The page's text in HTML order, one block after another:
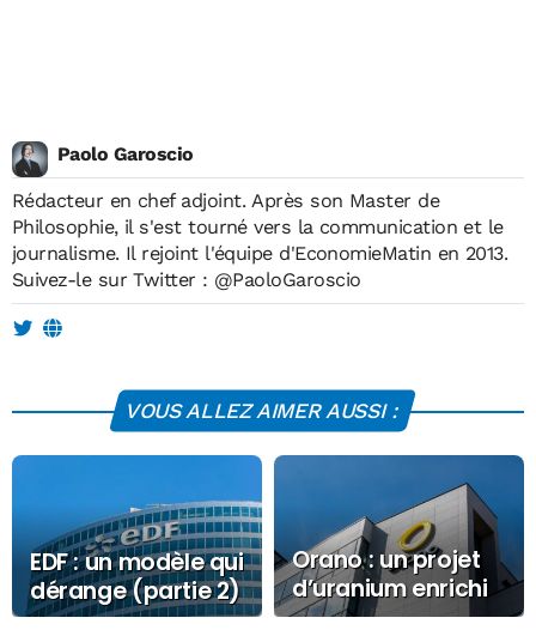
Paolo Garoscio
Rédacteur en chef adjoint. Après son Master de
Philosophie, il s'est tourné vers la communication et le
journalisme. Il rejoint l'équipe d'EconomieMatin en 2013.
Suivez-le sur Twitter : @PaoloGaroscio
VOUS ALLEZ AIMER AUSSI :
EDF : un modèle qui
dérange (partie 2)
Orano : un projet
d’uranium enrichi
de 5 milliards de